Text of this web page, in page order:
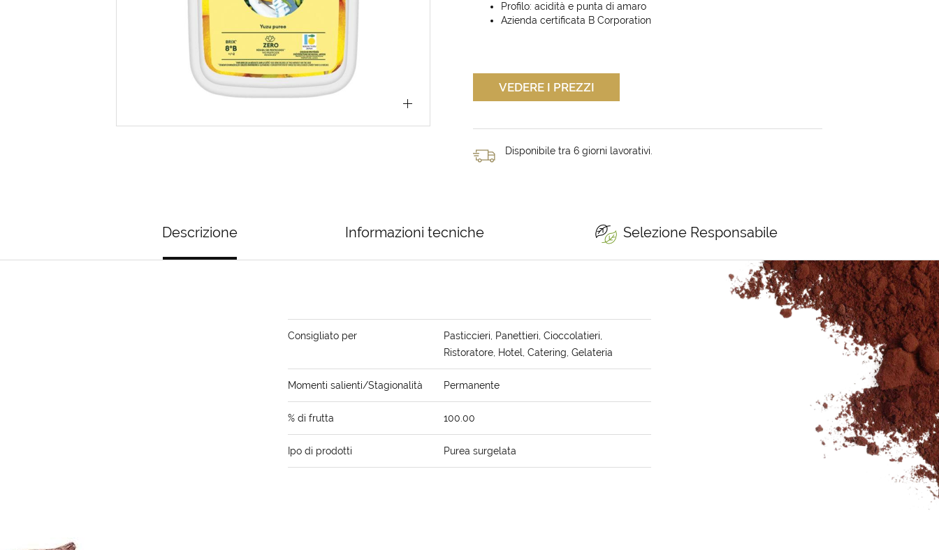
Profilo: acidità e punta di amaro
Azienda certificata B Corporation
VEDERE I PREZZI
Disponibile tra 6 giorni lavorativi.
Descrizione Informazioni tecniche Selezione Responsabile
Consigliato per
Pasticcieri, Panettieri, Cioccolatieri,
Ristoratore, Hotel, Catering, Gelateria
Momenti salienti/Stagionalità Permanente
% di frutta 100.00
Ipo di prodotti Purea surgelata